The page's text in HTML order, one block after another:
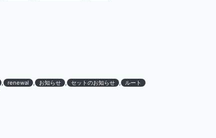
, renewal , お知らせ , セットのお知らせ , ルート